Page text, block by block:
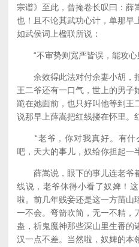
宗谱》至此，曾掩卷长叹曰：薛
也！且不论其武功心计，单那早
如武侯词上楹联所说：
“不审势则宽严皆误，能攻心
余效得此法对付余妻小胡，
王二爷还有一口气，世上的男子
跪在她面前，也只好叫他等到王
说那早上薛嵩把红线搂在怀里。
“老爷，你对我真好。有什
吧，天大的事儿，奴给你担起一
薛嵩说，眼下的事儿连老爷
线说，老爷休得小看了奴婢！
啦。前几年贱妾还是这一方苗山
一不会。弯箭吹简，无一不精，
蛊，祈鬼魔神那些深山里生番的
汉一点不差。当然啦，奴婢的本